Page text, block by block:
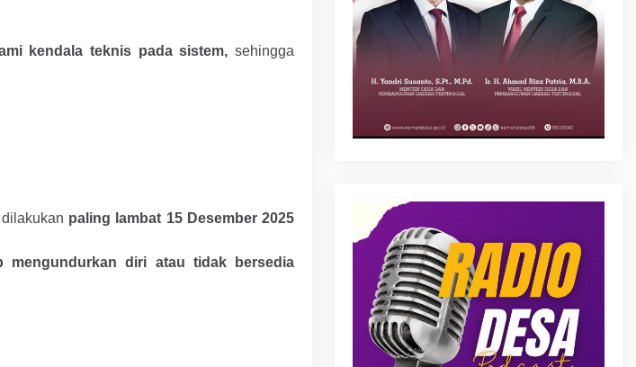
kendala teknis pada sistem, sehingga
paling lambat 15 Desember 2025
mengundurkan diri atau tidak bersedia